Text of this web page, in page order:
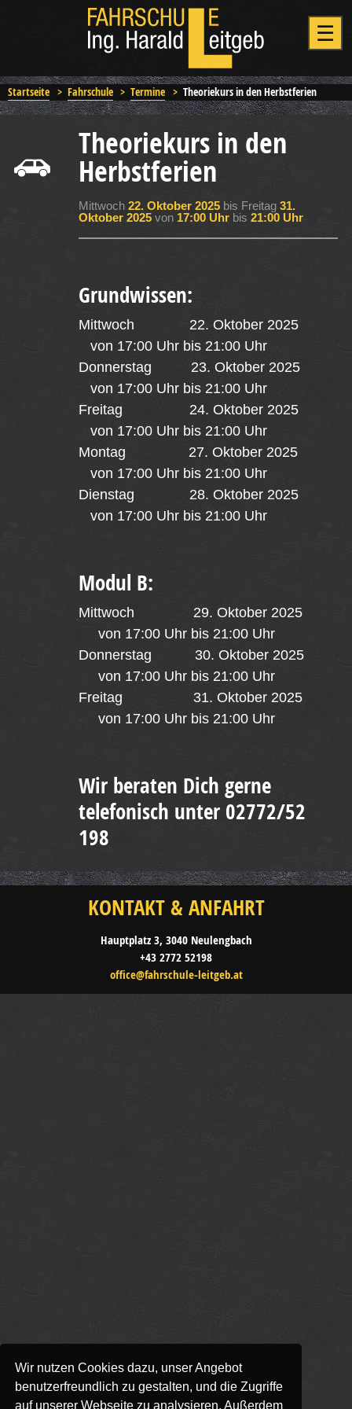
Wir nutzen Cookies dazu, unser Angebot
benutzerfreundlich zu gestalten, und die Zugriffe
auf unserer Webseite zu analysieren. Außerdem
Startseite > Fahrschule > Termine > Theoriekurs in den Herbstferien
Theoriekurs in den
Herbstferien
Mittwoch22. Oktober 2025 bis Freitag31.
Oktober 2025 von 17:00 Uhr bis21:00 Uhr
Grundwissen:
Mittwoch 22. Oktober 2025
von 17:00 Uhr bis 21:00 Uhr
Donnerstag 23. Oktober 2025
von 17:00 Uhr bis 21:00 Uhr
Freitag 24. Oktober 2025
von 17:00 Uhr bis 21:00 Uhr
Montag 27. Oktober 2025
von 17:00 Uhr bis 21:00 Uhr
Dienstag 28. Oktober 2025
von 17:00 Uhr bis 21:00 Uhr
Modul B:
Mittwoch 29. Oktober 2025
von 17:00 Uhr bis 21:00 Uhr
Donnerstag 30. Oktober 2025
von 17:00 Uhr bis 21:00 Uhr
Freitag 31. Oktober 2025
von 17:00 Uhr bis 21:00 Uhr
Wir beraten Dich gerne
telefonisch unter 02772/52
198
KONTAKT & ANFAHRT
Hauptplatz 3, 3040 Neulengbach
+43 2772 52198
office@fahrschule-leitgeb.at